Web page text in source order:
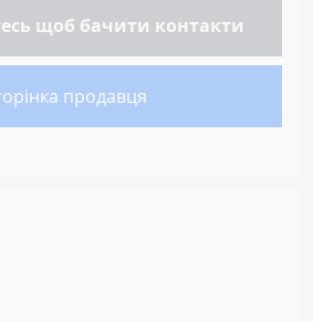
щоб бачити контакти
продавця